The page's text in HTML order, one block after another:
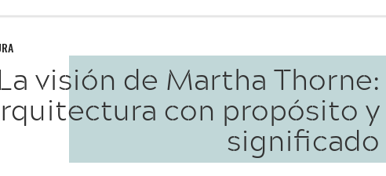
visión de Martha Thorne:
con propósito y
significado